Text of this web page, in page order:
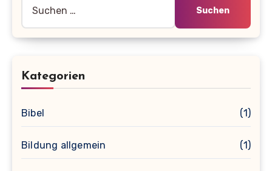
Kategorien
Bibel (1)
Bildung allgemein (1)